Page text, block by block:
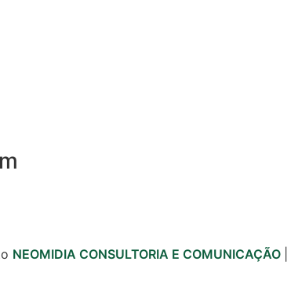
NEOMIDIA CONSULTORIA E COMUNICAÇÃO